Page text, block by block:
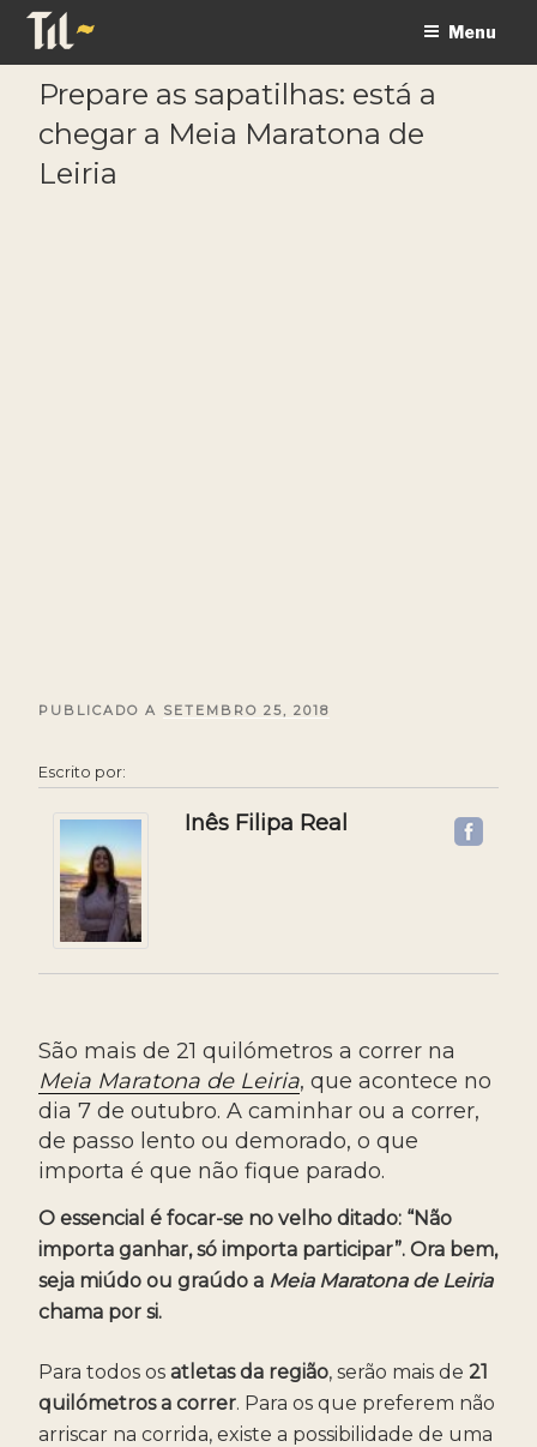
Saltar
para
conteúdo
Menu
Prepare as sapatilhas: está a
chegar a Meia Maratona de
Leiria
PUBLICADO A PUBLICADO
SETEMBRO 25, 2018
Escrito por:
Inês Filipa Real
São mais de 21 quilómetros a correr na
Meia Maratona de Leiria, que acontece no
dia 7 de outubro. A caminhar ou a correr,
de passo lento ou demorado, o que
importa é que não fique parado.
O essencial é focar-se no velho ditado: “Não
importa ganhar, só importa participar”. Ora bem,
seja miúdo ou graúdo a Meia Maratona de Leiria
chama por si.
Para todos os atletas da região, serão mais de 21
quilómetros a correr. Para os que preferem não
arriscar na corrida, existe a possibilidade de uma